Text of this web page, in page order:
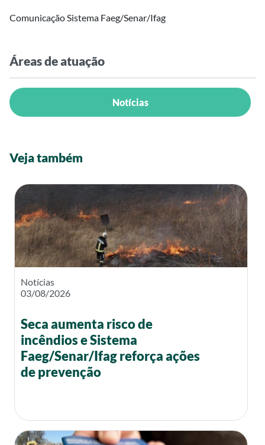
Comunicação Sistema Faeg/Senar/Ifag
Áreas de atuação
Notícias
Veja também
Notícias
03/08/2026
Seca aumenta risco de
incêndios e Sistema
Faeg/Senar/Ifag reforça ações
de prevenção